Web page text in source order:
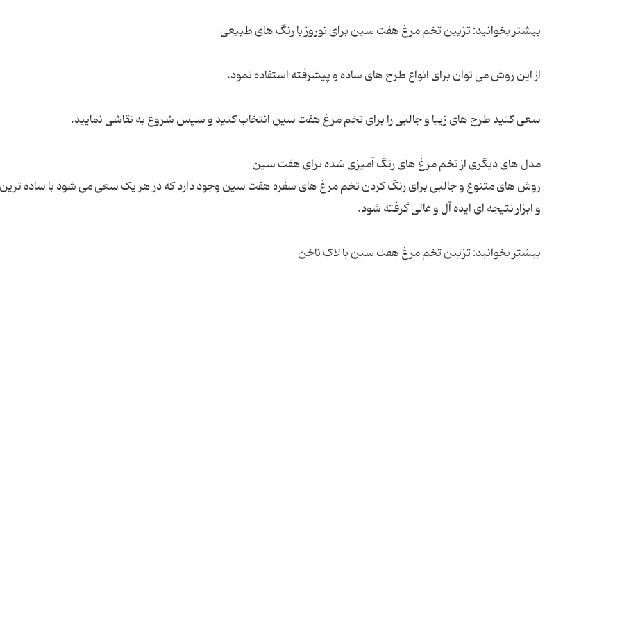
روش های متنوع و جالبی برای رنگ کردن تخم مرغ های سفره هفت سین وجود دارد که در هر یک سعی می شود با ساده